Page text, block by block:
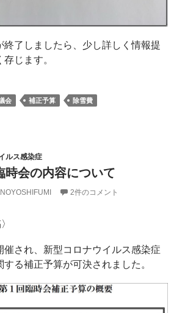
終了しましたら、少し詳しく情報提
じます。
会 補正予算 除雪費
ルス感染症
会の内容について
2件のコメント
催され、新型コロナウイルス感染症
る補正予算が可決されました。